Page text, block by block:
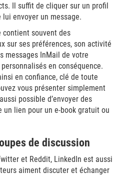
Il suffit de cliquer sur un profil
envoyer un message.
souvent des
sur ses préférences, son activité
messages InMail de votre
en conséquence.
en confiance, clé de toute
vous présenter simplement
possible d’envoyer des
un lien pour un e-book gratuit ou
de discussion
et Reddit, LinkedIn est aussi
aiment discuter et échanger